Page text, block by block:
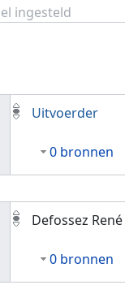
ingesteld
Uitvoerder
0 bronnen
Defossez René
0 bronnen